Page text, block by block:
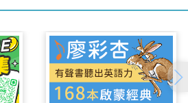
great importance to economic
the twentieth century.